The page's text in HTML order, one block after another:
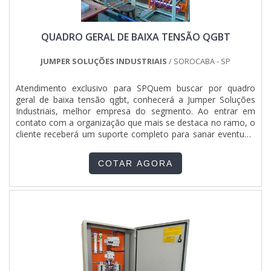
QUADRO GERAL DE BAIXA TENSÃO QGBT
JUMPER SOLUÇÕES INDUSTRIAIS / SOROCABA - SP
Atendimento exclusivo para SPQuem buscar por quadro
geral de baixa tensão qgbt, conhecerá a Jumper Soluções
Industriais, melhor empresa do segmento. Ao entrar em
contato com a organização que mais se destaca no ramo, o
cliente receberá um suporte completo para sanar eventuais
quadro geral de baixa tensão qgbt, com a Jumper Soluções
Industriais o cliente obterá assertividade e diversas opções
QUADRO GERAL DE BAIXA TENSÃO QGBTA Jumper
qualidade onde são realizadas as atividades e equipamentos
de última geração, tudo isso para oferecer quadro geral de
baixa tensão qgbt com precisão.Há muitas maneiras
eficientes de uma companhia demonstrar competência,
COTAR AGORA